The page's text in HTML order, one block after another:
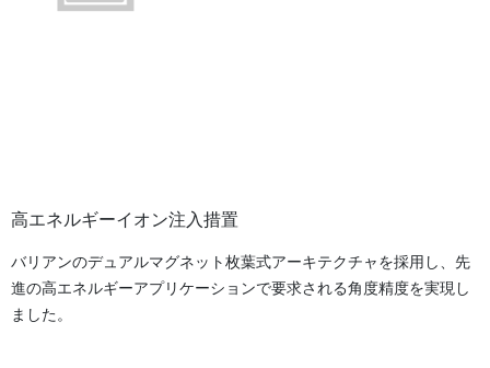
高エネルギーイオン注入措置
バリアンのデュアルマグネット枚葉式アーキテクチャを採用し、先
進の高エネルギーアプリケーションで要求される角度精度を実現し
ました。